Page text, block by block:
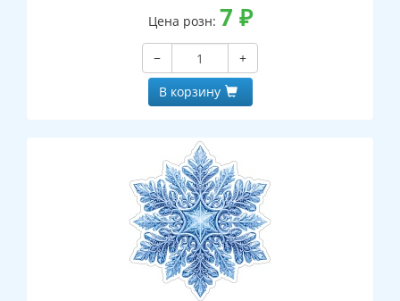
Цена розн: 7 ₽
−
+
В корзину